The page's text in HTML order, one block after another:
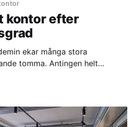
kontor efter
ekar många stora
tomma. Antingen helt
ska man egentligen tänka
på daglig- och
I det här blogginlägget kommer